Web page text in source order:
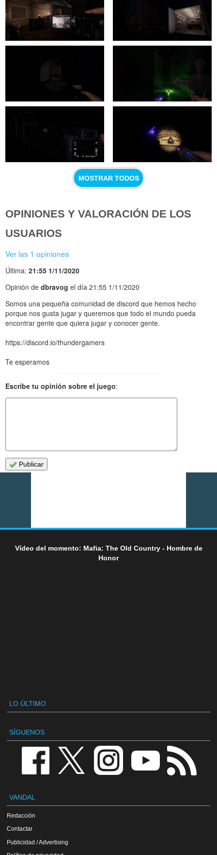
MOSTRAR TODOS
OPINIONES Y VALORACIÓN DE LOS
USUARIOS
Ver las 1 opiniones
Última:21:55 1/11/2020
Opinión dedbravog el día 21:55 1/11/2020
Somos una pequeña comunidad de discord que hemos hecho
porque nos gusta jugar y queremos que todo el mundo pueda
encontrar gente que quiera jugar y conocer gente.
https://discord.io/thundergamers
Te esperamos
Escribe tu opinión sobre el juego:
Publicar
Vídeo del momento: Mafia: The Old Country - Hombre de
Honor
LO ÚLTIMO
SÍGUENOS
VANDAL
Redacción
Contactar
Publicidad / Advertising